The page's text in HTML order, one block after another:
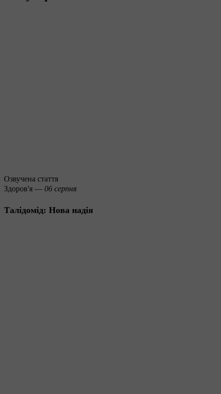
Озвучена стаття
Здоров'я — 06 серпня
Талідомід: Нова надія